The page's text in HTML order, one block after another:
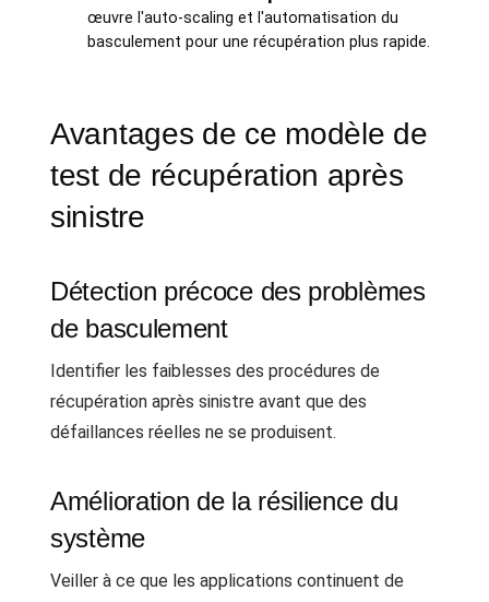
œuvre l'auto-scaling et l'automatisation du
basculement pour une récupération plus rapide.
Avantages de ce modèle de
test de récupération après
sinistre
Détection précoce des problèmes
de basculement
Identifier les faiblesses des procédures de
récupération après sinistre avant que des
défaillances réelles ne se produisent.
Amélioration de la résilience du
système
Veiller à ce que les applications continuent de